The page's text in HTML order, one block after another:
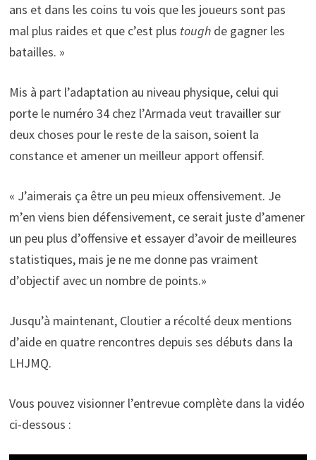
ans et dans les coins tu vois que les joueurs sont pas
mal plus raides et que c’est plus toughde gagner les
batailles. »
Mis à part l’adaptation au niveau physique, celui qui
porte le numéro 34 chez l’Armada veut travailler sur
deux choses pour le reste de la saison, soient la
constance et amener un meilleur apport offensif.
« J’aimerais ça être un peu mieux offensivement. Je
m’en viens bien défensivement, ce serait juste d’amener
un peu plus d’offensive et essayer d’avoir de meilleures
statistiques, mais je ne me donne pas vraiment
d’objectif avec un nombre de points.»
Jusqu’à maintenant, Cloutier a récolté deux mentions
d’aide en quatre rencontres depuis ses débuts dans la
LHJMQ.
Vous pouvez visionner l’entrevue complète dans la vidéo
ci-dessous :